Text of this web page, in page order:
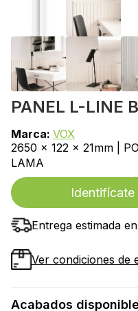
PANEL L-LINE
Marca: VOX
2650 x 122 x 21mm |
LAMA
Identifícate
Entrega estimada
Ver condiciones de
Acabados